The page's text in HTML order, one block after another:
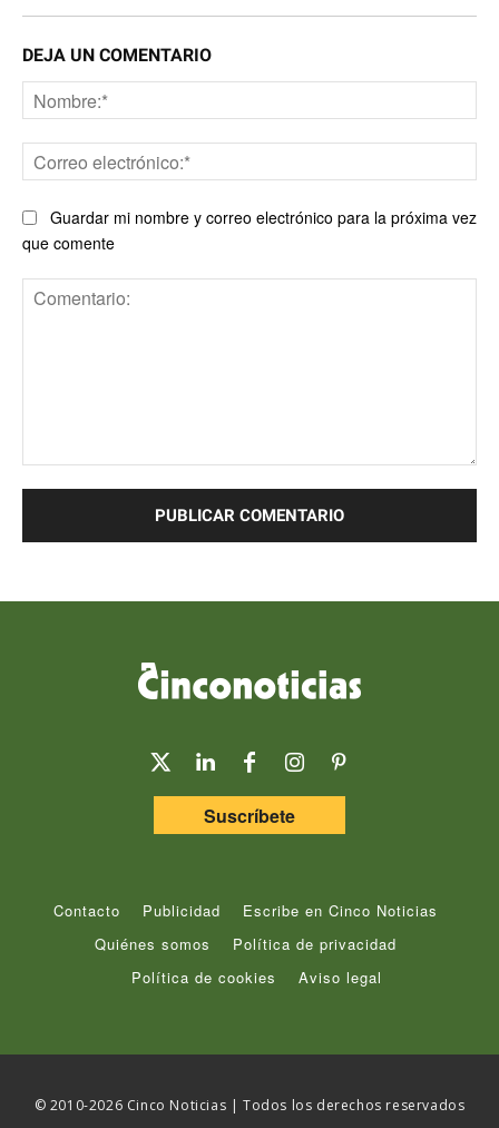
DEJA UN COMENTARIO
Guardar mi nombre y correo electrónico para la próxima vez
que comente
Suscríbete
Contacto Publicidad
Escribe en Cinco Noticias
Quiénes somos
Política de privacidad
Política de cookies
Aviso legal
© 2010-2026 Cinco Noticias | Todos los derechos reservados